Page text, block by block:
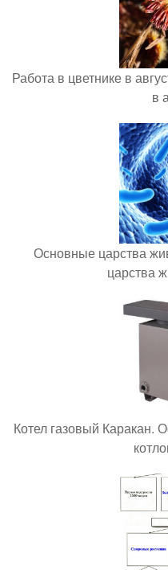
Работа в цветнике в
в
Основные царства
царства
Котел газовый Каракан.